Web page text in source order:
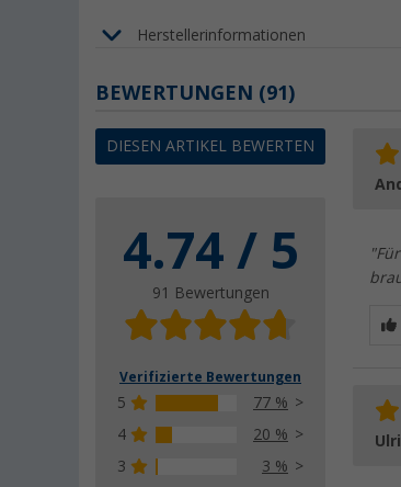
Herstellerinformationen
BEWERTUNGEN (91)
DIESEN ARTIKEL BEWERTEN
4.74 / 5
91 Bewertungen
Verifizierte Bewertungen
5
77 %
4
20 %
3
3 %